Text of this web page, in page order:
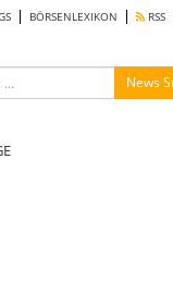
BÖRSENLEXIKON RSS
News